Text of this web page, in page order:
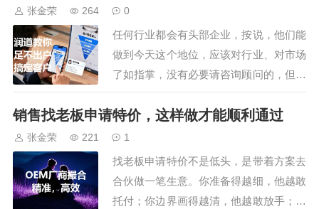
们明确的告…
张金荣 264 0
任何行业都会有头部企业，按说，他们能
做到今天这个地位，应该对行业、对市场
了如指掌，没有必要请咨询顾问的，但恰
恰相反，越是大牌企业，反而会和咨询公
司合作，而一些小微企业，却对咨询顾问
拒之千里，是大牌企业钱多烧的吗？不
是，请咨询顾问是因为：1、破除“认知遮
蔽”：你需要一只天眼不管一家公司多么
厉害，都无法…
销售找老板申请特价，这样做才能顺利通过
张金荣 221 1
找老板申请特价不是低头，是带着方案去
合伙做一笔生意。你准备得越细，他越敢
托付；你边界画得越清，他越敢放手；你